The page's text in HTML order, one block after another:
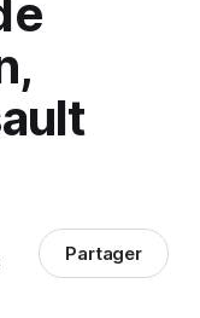
Partager